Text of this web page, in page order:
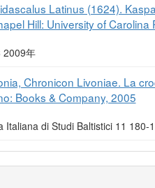
Latinus (1624).
Hill: University of Carolina
2009年
Chronicon Livoniae. La
Books & Company, 2005
Italiana di Studi Baltistici 11 180-